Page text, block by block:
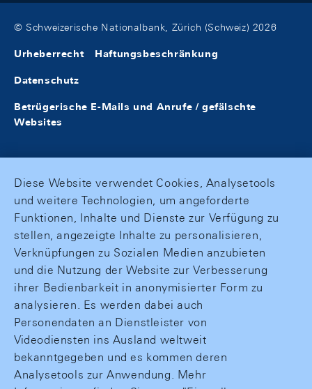
© Schweizerische Nationalbank, Zürich (Schweiz) 2026
Urheberrecht Haftungsbeschränkung
Datenschutz
Betrügerische E-Mails und Anrufe / gefälschte
Websites
Diese Website verwendet Cookies, Analysetools
und weitere Technologien, um angeforderte
Funktionen, Inhalte und Dienste zur Verfügung zu
stellen, angezeigte Inhalte zu personalisieren,
Verknüpfungen zu Sozialen Medien anzubieten
und die Nutzung der Website zur Verbesserung
ihrer Bedienbarkeit in anonymisierter Form zu
analysieren. Es werden dabei auch
Personendaten an Dienstleister von
Videodiensten ins Ausland weltweit
bekanntgegeben und es kommen deren
Analysetools zur Anwendung. Mehr